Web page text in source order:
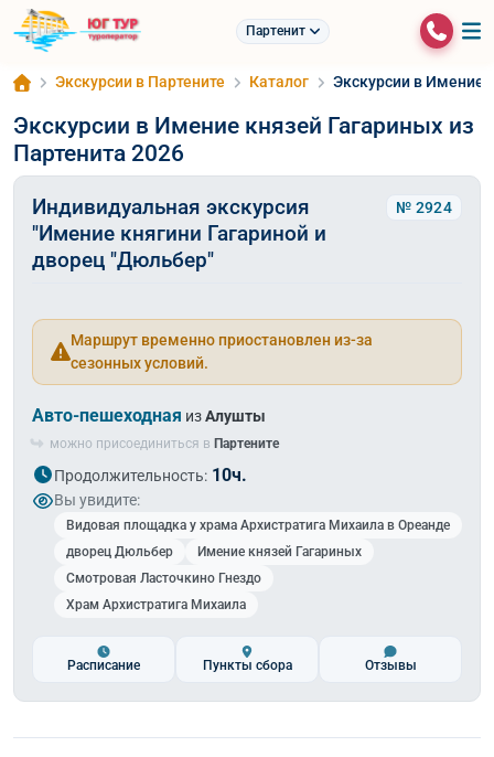
Партенит
Экскурсии в Партените Каталог Экскурсии в Имение
Экскурсии в Имение князей Гагариных из
Партенита 2026
Индивидуальная экскурсия
"Имение княгини Гагариной и
дворец "Дюльбер"
№ 2924
Маршрут временно приостановлен из-за
сезонных условий.
Авто-пешеходная изАлушты
можно присоединиться в Партените
Продолжительность: 10ч.
Вы увидите:
Видовая площадка у храма Архистратига Михаила в Ореанде
дворец Дюльбер
Имение князей Гагариных
Смотровая Ласточкино Гнездо
Храм Архистратига Михаила
Расписание Пункты сбора Отзывы